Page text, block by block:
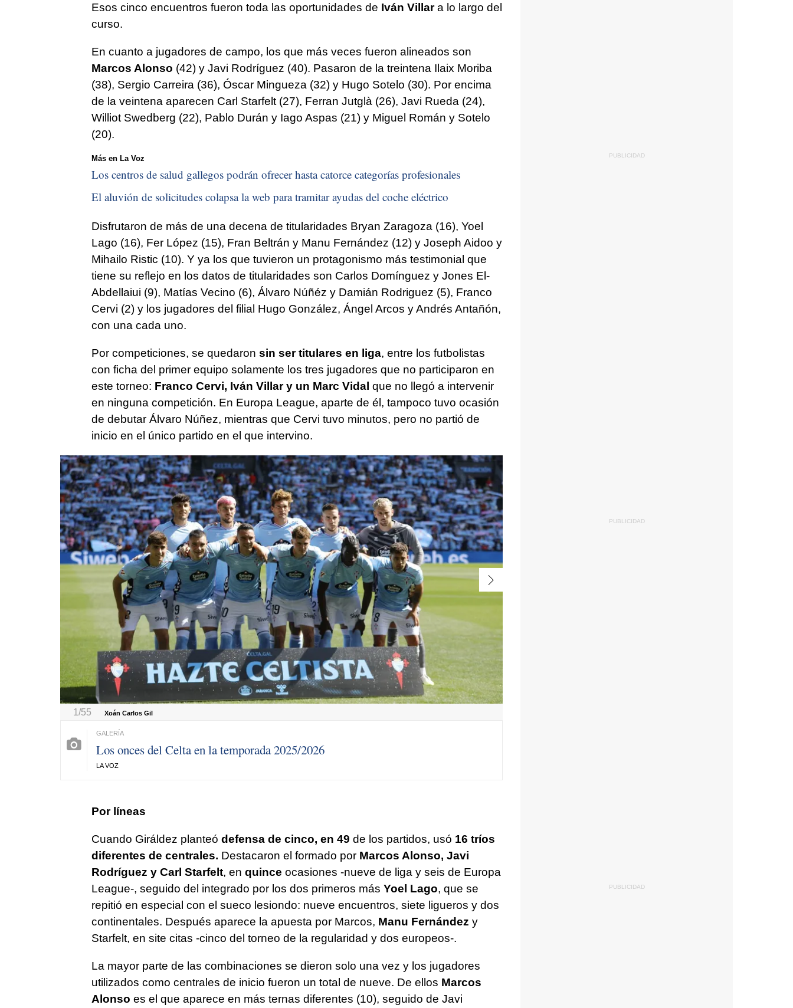
Esos cinco encuentros fueron toda las oportunidades de Iván Villara lo largo del
curso.
En cuanto a jugadores de campo, los que más veces fueron alineados son
Marcos Alonso (42) y Javi Rodríguez (40). Pasaron de la treintena Ilaix Moriba
(38), Sergio Carreira (36), Óscar Mingueza (32) y Hugo Sotelo (30). Por encima
de la veintena aparecen Carl Starfelt (27), Ferran Jutglà (26), Javi Rueda (24),
Williot Swedberg (22), Pablo Durán y Iago Aspas (21) y Miguel Román y Sotelo
(20).
Más en La Voz
Los centros de salud gallegos podrán ofrecer hasta catorce categorías profesionales
El aluvión de solicitudes colapsa la web para tramitar ayudas del coche eléctrico
Disfrutaron de más de una decena de titularidades Bryan Zaragoza (16), Yoel
Lago (16), Fer López (15), Fran Beltrán y Manu Fernández (12) y Joseph Aidoo y
Mihailo Ristic (10). Y ya los que tuvieron un protagonismo más testimonial que
tiene su reflejo en los datos de titularidades son Carlos Domínguez y Jones El-
Abdellaiui (9), Matías Vecino (6), Álvaro Núñéz y Damián Rodriguez (5), Franco
Cervi (2) y los jugadores del filial Hugo González, Ángel Arcos y Andrés Antañón,
con una cada uno.
Por competiciones, se quedaron sin ser titulares en liga, entre los futbolistas
con ficha del primer equipo solamente los tres jugadores que no participaron en
este torneo: Franco Cervi, Iván Villar y un Marc Vidal que no llegó a intervenir
en ninguna competición. En Europa League, aparte de él, tampoco tuvo ocasión
de debutar Álvaro Núñez, mientras que Cervi tuvo minutos, pero no partió de
inicio en el único partido en el que intervino.
1/55 Xoán Carlos Gil
Los onces del Celta en la temporada 2025/2026
LA VOZ
Por líneas
Cuando Giráldez planteó defensa de cinco, en 49 de los partidos, usó 16 tríos
diferentes de centrales. Destacaron el formado por Marcos Alonso, Javi
Rodríguez y Carl Starfelt, en quince ocasiones -nueve de liga y seis de Europa
League-, seguido del integrado por los dos primeros más Yoel Lago, que se
repitió en especial con el sueco lesiondo: nueve encuentros, siete ligueros y dos
continentales. Después aparece la apuesta por Marcos, Manu Fernández y
Starfelt, en site citas -cinco del torneo de la regularidad y dos europeos-.
La mayor parte de las combinaciones se dieron solo una vez y los jugadores
utilizados como centrales de inicio fueron un total de nueve. De ellos Marcos
Alonso es el que aparece en más ternas diferentes (10), seguido de Javi